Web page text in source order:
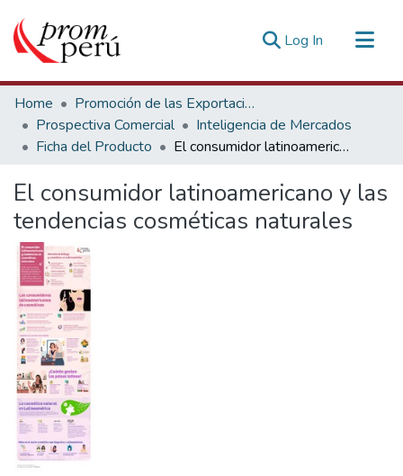
Log In (current)
Communities & Collections
All of DSpace
Statistics
Home
Promoción de las Exportaciones
Prospectiva Comercial
Inteligencia de Mercados
Ficha del Producto
El consumidor latinoamericano y las tendencias cosméticas naturales
El consumidor latinoamericano y las
tendencias cosméticas naturales